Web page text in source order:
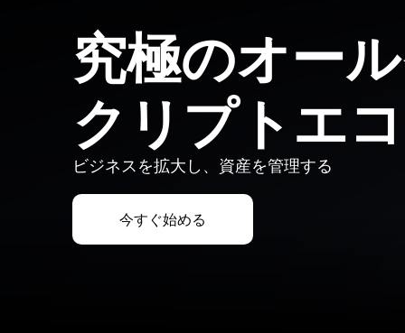
究極のオー
クリプトエ
ビジネスを拡大し、資産を管理する
今すぐ始める